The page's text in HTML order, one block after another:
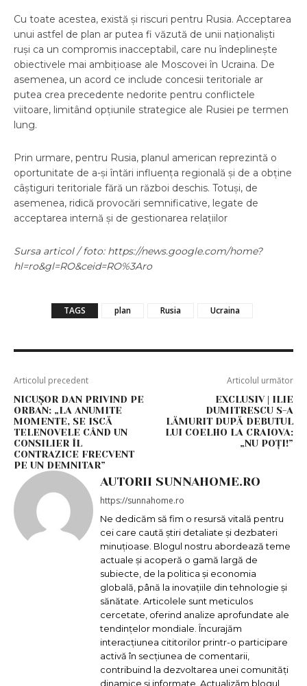
Cu toate acestea, există și riscuri pentru Rusia. Acceptarea
unui astfel de plan ar putea fi văzută de unii naționaliști
ruși ca un compromis inacceptabil, care nu îndeplinește
obiectivele mai ambițioase ale Moscovei în Ucraina. De
asemenea, un acord ce include concesii teritoriale ar
putea crea precedente nedorite pentru conflictele
viitoare, limitând opțiunile strategice ale Rusiei pe termen
lung.
Prin urmare, pentru Rusia, planul american reprezintă o
oportunitate de a-și întări influența regională și de a obține
câștiguri teritoriale fără un război deschis. Totuși, de
asemenea, ridică provocări semnificative, legate de
acceptarea internă și de gestionarea relațiilor
Sursa articol / foto: https://news.google.com/home?
hl=ro&gl=RO&ceid=RO%3Aro
TAGS plan Rusia Ucraina
Articolul precedent
NICUŞOR DAN PRIVIND PE
ORBAN: „LA ANUMITE
MOMENTE, SE ISCĂ
TELENOVELE CÂND UN
CONSILIER ÎL
CONTRAZICE FRECVENT
PE UN DEMNITAR”
Articolul următor
EXCLUSIV | ILIE
DUMITRESCU S-A
LĂMURIT DUPĂ DEBUTUL
LUI COELHO LA CRAIOVA:
„NU POȚI!”
AUTORII SUNNAHOME.RO
https://sunnahome.ro
Ne dedicăm să fim o resursă vitală pentru
cei care caută știri detaliate și dezbateri
minuțioase. Blogul nostru abordează teme
actuale și acoperă o gamă largă de
subiecte, de la politica și economia
globală, până la inovațiile din tehnologie și
sănătate. Articolele sunt meticulos
cercetate, oferind analize aprofundate ale
tendințelor mondiale. Încurajăm
interacțiunea cititorilor printr-o participare
activă în secțiunea de comentarii,
contribuind la dezvoltarea unei comunități
dinamice și informate. Actualizăm blogul